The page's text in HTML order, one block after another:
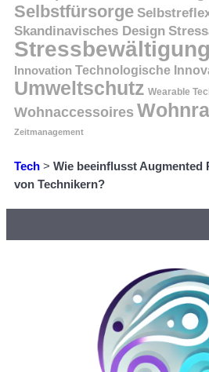
Selbstfürsorge
Skandinavisches Design
Stressbewältigung
Innovation Technologische
Umweltschutz Wearable
Wohnaccessoires
Zeitmanagement
Tech > Wie beeinflusst Augmented
von Technikern?